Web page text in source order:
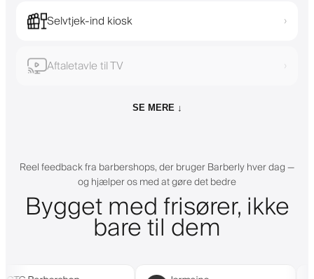
Selvtjek-ind kiosk ›
Aftaletavle til TV ›
SE MERE ↓
Reel feedback fra barbershops, der bruger Barberly hver dag —
og hjælper os med at gøre det bedre
Bygget med frisører, ikke
bare til dem